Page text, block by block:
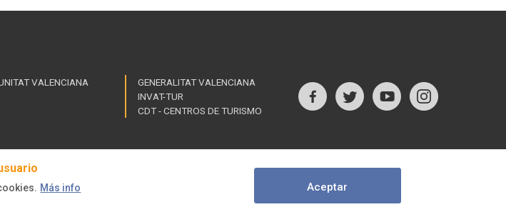
VALENCIANA
Links
GENERALITAT VALENCIANA
INVAT-TUR
CDT - CENTROS DE TURISMO
Follow
us
on
Más info Aceptar